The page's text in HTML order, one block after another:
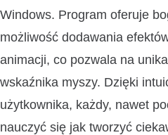
Windows. Program oferuje
możliwość dodawania
animacji, co pozwala na
wskaźnika myszy. Dzięki
użytkownika, każdy, nawet
nauczyć się jak tworzyć